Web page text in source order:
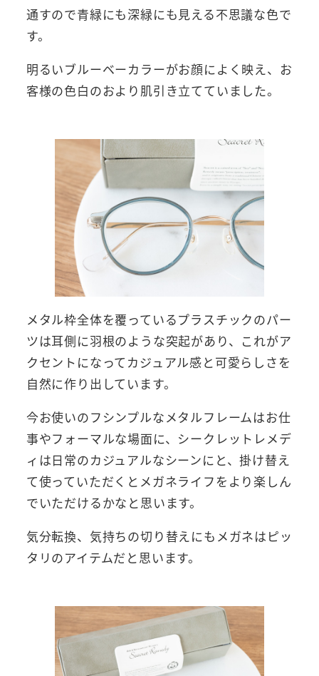
通すので青緑にも深緑にも見える不思議な色で
す。
明るいブルーベーカラーがお顔によく映え、お
客様の色白のおより肌引き立てていました。
メタル枠全体を覆っているプラスチックのパー
ツは耳側に羽根のような突起があり、これがア
クセントになってカジュアル感と可愛らしさを
自然に作り出しています。
今お使いのフシンプルなメタルフレームはお仕
事やフォーマルな場面に、シークレットレメデ
ィは日常のカジュアルなシーンにと、掛け替え
て使っていただくとメガネライフをより楽しん
でいただけるかなと思います。
気分転換、気持ちの切り替えにもメガネはピッ
タリのアイテムだと思います。